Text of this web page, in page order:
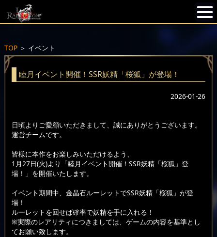
TOP＞ イベント
睦月イベント開催！SSR妖精「桜狐」が登場！
2026-01-26
日頃よりご愛顧いただきまして、誠にありがとうございます。
運営チームです。
皆様に本作をお楽しみいただけるよう、
1月27日(火)より「睦月イベント開催！SSR妖精「桜狐」登
場！」を開催いたします。
イベント期間中、金晶石ルーレットでSSR妖精「桜狐」が登
場！
ルーレットを回せば確率で妖精を手に入れる！
※実際のレアリティにつきましては、ゲームの内容を基準とし
てお願い致します。